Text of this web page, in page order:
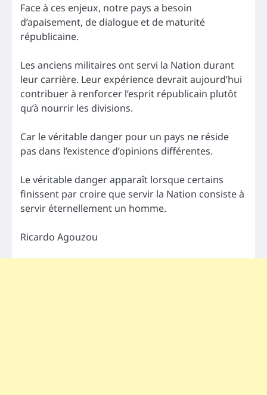
Face à ces enjeux, notre pays a besoin
d’apaisement, de dialogue et de maturité
républicaine.
Les anciens militaires ont servi la Nation durant
leur carrière. Leur expérience devrait aujourd’hui
contribuer à renforcer l’esprit républicain plutôt
qu’à nourrir les divisions.
Car le véritable danger pour un pays ne réside
pas dans l’existence d’opinions différentes.
Le véritable danger apparaît lorsque certains
finissent par croire que servir la Nation consiste à
servir éternellement un homme.
Ricardo Agouzou